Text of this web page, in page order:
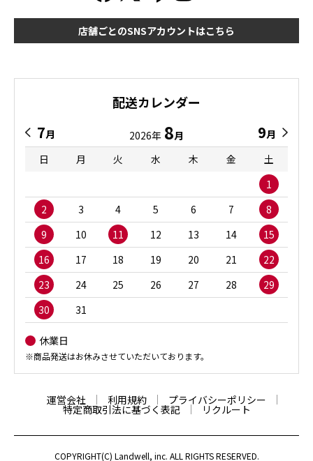
店舗ごとのSNSアカウントはこちら
配送カレンダー
7月 2026年 8月 9月
日
月 火 水 木 金
土
1
2
3 4 5 6 7
8
9
10 11 12 13 14
15
16
17 18 19 20 21
22
23
24 25 26 27 28
29
30
31
休業日
※商品発送はお休みさせていただいております。
運営会社 利用規約 プライバシーポリシー
特定商取引法に基づく表記 リクルート
COPYRIGHT(C) Landwell, inc. ALL RIGHTS RESERVED.